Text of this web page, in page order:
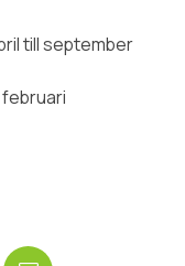
till september